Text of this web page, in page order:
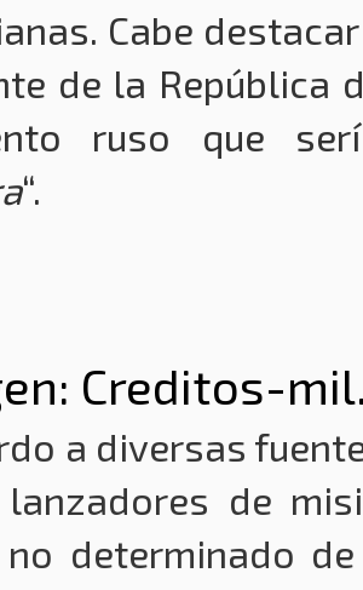
Cabe
de la República
ruso que
“.
a diversas
de
no determinado